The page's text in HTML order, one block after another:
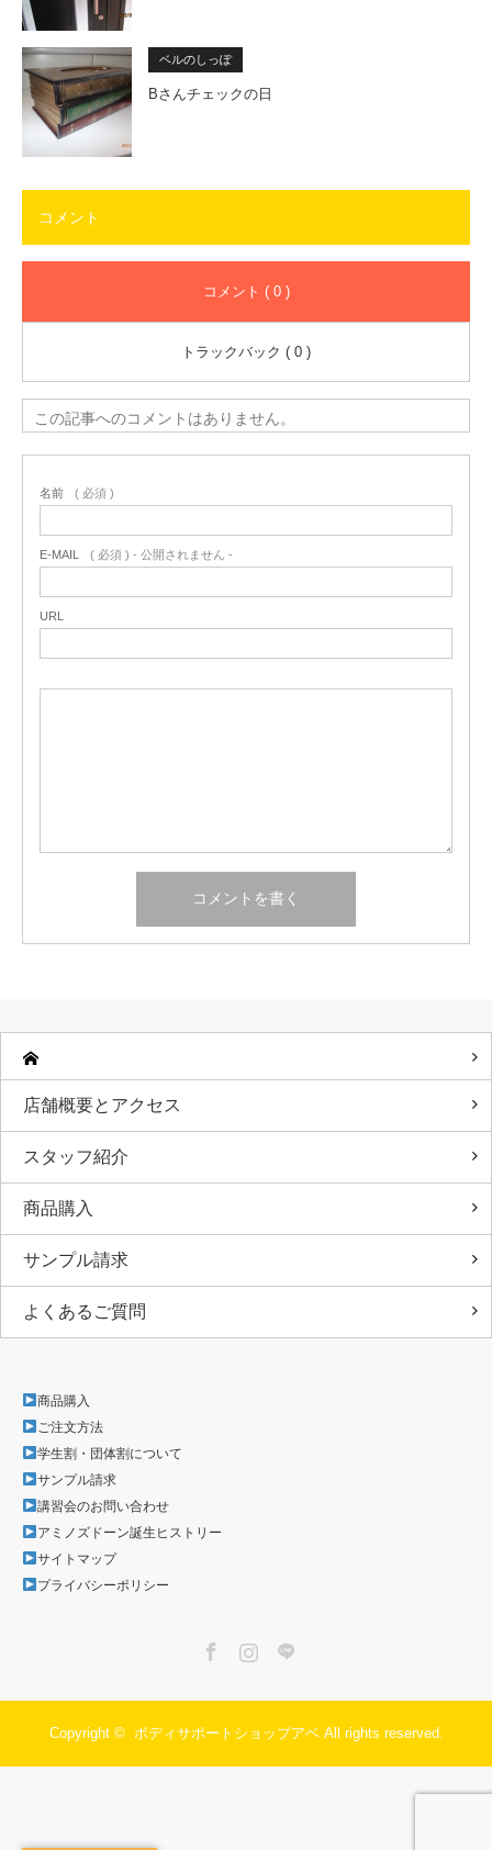
ベルのしっぽ
Bさんチェックの日
コメント
コメント ( 0 )
トラックバック ( 0 )
この記事へのコメントはありません。
名前 ( 必須 )
E-MAIL ( 必須 ) - 公開されません -
URL
店舗概要とアクセス
スタッフ紹介
商品購入
サンプル請求
よくあるご質問
商品購入
ご注文方法
学生割・団体割について
サンプル請求
講習会のお問い合わせ
アミノズドーン誕生ヒストリー
サイトマップ
プライバシーポリシー
Copyright © ボディサポートショップアベAll rights reserved.